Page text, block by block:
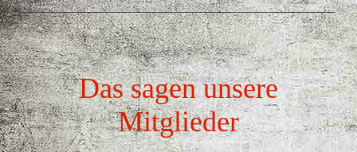
Das sagen unsere
Mitglieder